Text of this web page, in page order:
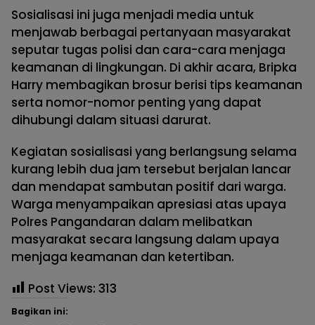
Sosialisasi ini juga menjadi media untuk
menjawab berbagai pertanyaan masyarakat
seputar tugas polisi dan cara-cara menjaga
keamanan di lingkungan. Di akhir acara, Bripka
Harry membagikan brosur berisi tips keamanan
serta nomor-nomor penting yang dapat
dihubungi dalam situasi darurat.
Kegiatan sosialisasi yang berlangsung selama
kurang lebih dua jam tersebut berjalan lancar
dan mendapat sambutan positif dari warga.
Warga menyampaikan apresiasi atas upaya
Polres Pangandaran dalam melibatkan
masyarakat secara langsung dalam upaya
menjaga keamanan dan ketertiban.
Post Views: 313
Bagikan ini: